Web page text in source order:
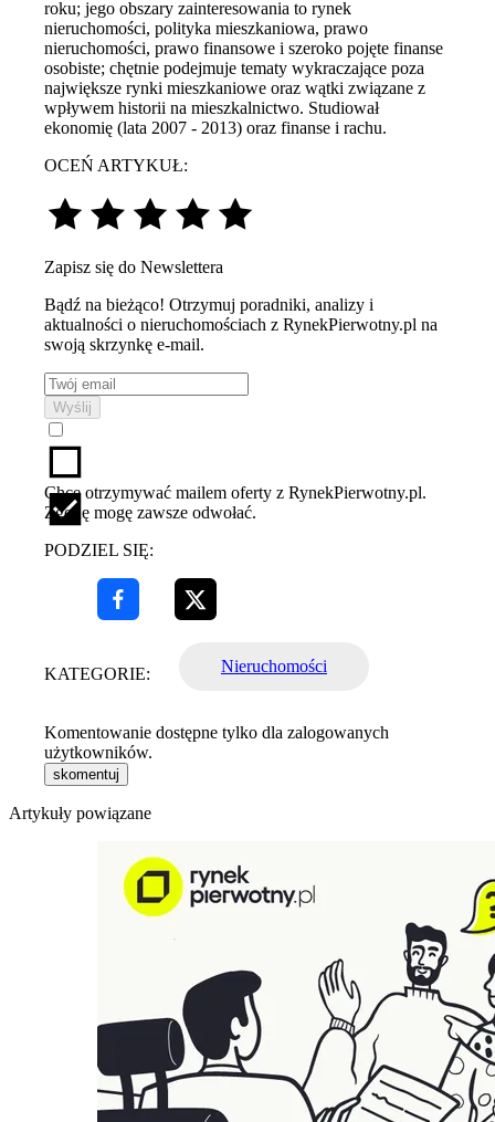
roku; jego obszary zainteresowania to rynek
nieruchomości, polityka mieszkaniowa, prawo
nieruchomości, prawo finansowe i szeroko pojęte finanse
osobiste; chętnie podejmuje tematy wykraczające poza
największe rynki mieszkaniowe oraz wątki związane z
wpływem historii na mieszkalnictwo. Studiował
ekonomię (lata 2007 - 2013) oraz finanse i rachu.
OCEŃ ARTYKUŁ:
Zapisz się do Newslettera
Bądź na bieżąco! Otrzymuj poradniki, analizy i
aktualności o nieruchomościach z RynekPierwotny.pl na
swoją skrzynkę e-mail.
Wyślij
Chcę otrzymywać mailem oferty z RynekPierwotny.pl.
Zgodę mogę zawsze odwołać.
PODZIEL SIĘ:
KATEGORIE: Nieruchomości
Komentowanie dostępne tylko dla zalogowanych
użytkowników.
skomentuj
Artykuły powiązane